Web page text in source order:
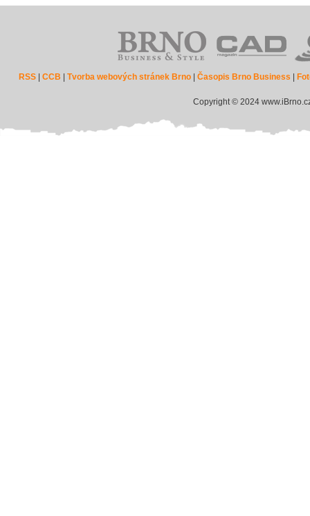
RSS |CCB |Tvorba webových stránek Brno |Časopis Brno Business
Copyright © 2024